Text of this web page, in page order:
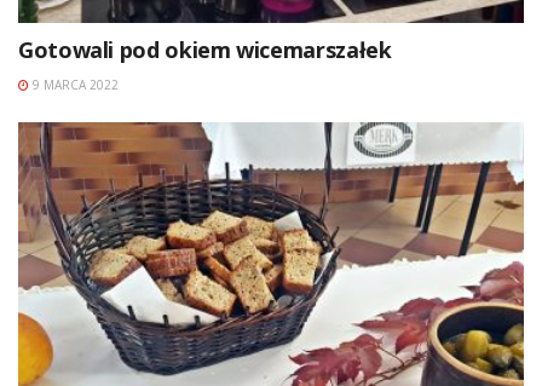
Gotowali pod okiem wicemarszałek
9 MARCA 2022